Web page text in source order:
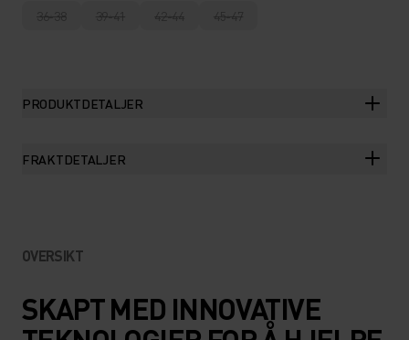
36-38 39-41 42-44 45-47
PRODUKTDETALJER
FRAKTDETALJER
OVERSIKT
SKAPT MED INNOVATIVE